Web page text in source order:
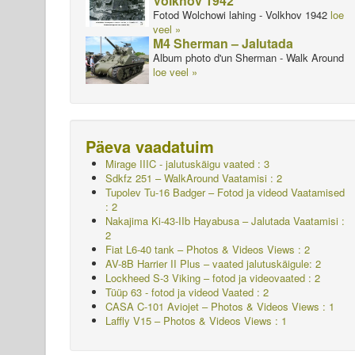
Fotod Wolchowi lahing - Volkhov 1942 loe
veel »
M4 Sherman – Jalutada
Album photo d'un Sherman - Walk Around
loe veel »
Päeva vaadatuim
Mirage IIIC - jalutuskäigu vaated : 3
Sdkfz 251 – WalkAround Vaatamisi : 2
Tupolev Tu-16 Badger – Fotod ja videod Vaatamised
: 2
Nakajima Ki-43-IIb Hayabusa – Jalutada Vaatamisi :
2
Fiat L6-40 tank – Photos & Videos Views : 2
AV-8B Harrier II Plus – vaated jalutuskäigule: 2
Lockheed S-3 Viking – fotod ja videovaated : 2
Tüüp 63 - fotod ja videod Vaated : 2
CASA C-101 Aviojet – Photos & Videos Views : 1
Laffly V15 – Photos & Videos Views : 1